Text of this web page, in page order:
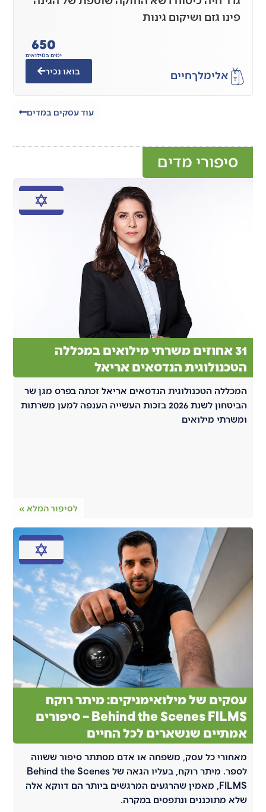
פינו גזם ושיקום גינות
אלימלךחיים
ימים במילואים
650
בואו נכיר
עוד עסקים במדים
סיפורי מדים
31 אחוזים משרתי מילואים במכללה
הטכנולוגית הנדסאים אריאל
המכללה הטכנולוגית הנדסאים אריאל זכתה בפרס מגן שר
הביטחון לשנת 2026 בזכות העשייה הענפה למען משרתות
ומשרתי מילואים
לסיפור המלא »
עסקים של מילואימניקים: מיתר רוקח
Behind the Scenes FILMS – סיפורים
אמתיים שנשארים לכל החיים
מאחורי כל עסק, משפחה או אדם מסתתר סיפור ששווה
לספר. מיתר רוקח, בעליו הגאה של Behind the Scenes
FILMS, מאמין שהרגעים המרגשים ביותר הם דווקא אלה
שלא מתוכננים ונתפסים במקרה.